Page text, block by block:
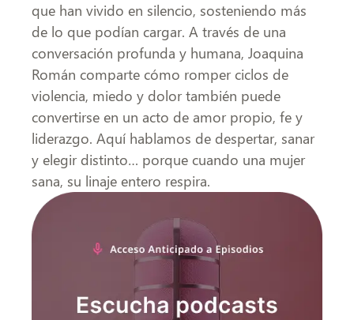
que han vivido en silencio, sosteniendo más
de lo que podían cargar. A través de una
conversación profunda y humana, Joaquina
Román comparte cómo romper ciclos de
violencia, miedo y dolor también puede
convertirse en un acto de amor propio, fe y
liderazgo. Aquí hablamos de despertar, sanar
y elegir distinto… porque cuando una mujer
sana, su linaje entero respira.